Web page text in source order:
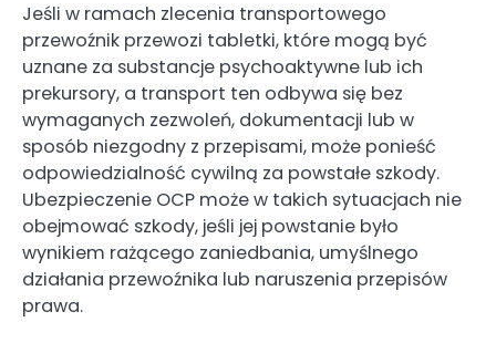
Jeśli w ramach zlecenia transportowego
przewoźnik przewozi tabletki, które mogą być
uznane za substancje psychoaktywne lub ich
prekursory, a transport ten odbywa się bez
wymaganych zezwoleń, dokumentacji lub w
sposób niezgodny z przepisami, może ponieść
odpowiedzialność cywilną za powstałe szkody.
Ubezpieczenie OCP może w takich sytuacjach nie
obejmować szkody, jeśli jej powstanie było
wynikiem rażącego zaniedbania, umyślnego
działania przewoźnika lub naruszenia przepisów
prawa.